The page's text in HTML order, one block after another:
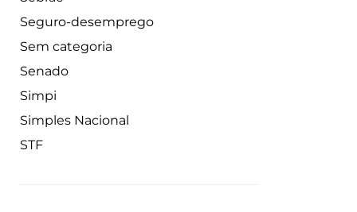
Seguro-desemprego
Sem categoria
Senado
Simpi
Simples Nacional
STF